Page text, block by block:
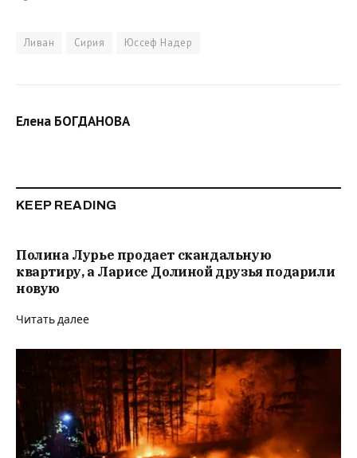
Ливан Сирия Юссеф Надер
Елена БОГДАНОВА
KEEP READING
Полина Лурье продает скандальную
квартиру, а Ларисе Долиной друзья подарили
новую
Читать далее